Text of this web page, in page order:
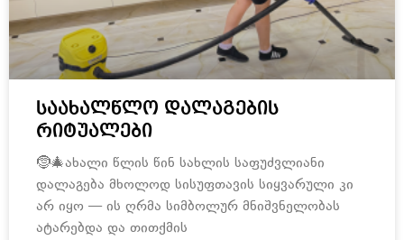
საახალწლო დალაგების
რიტუალები
🤶🎄ახალი წლის წინ სახლის საფუძვლიანი
დალაგება მხოლოდ სისუფთავის სიყვარული კი
არ იყო — ის ღრმა სიმბოლურ მნიშვნელობას
ატარებდა და თითქმის